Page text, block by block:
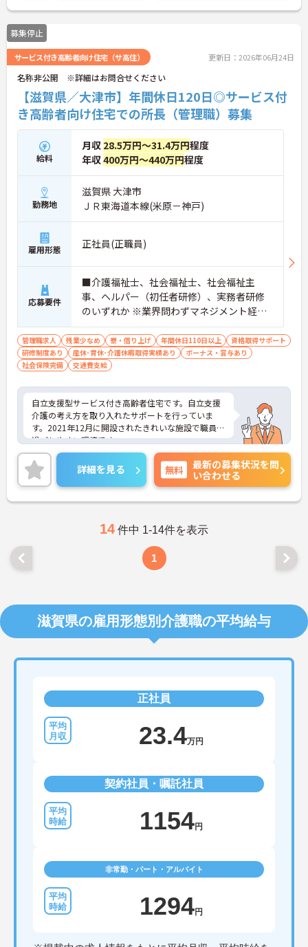
募集停止
サービス付き高齢者向け住宅（サ高住） 更新日：2026年06月24日
名称非公開 ※詳細はお問合せください
【滋賀県／大津市】年間休日120日◎サービス付
き高齢者向け住宅での所長（管理職）募集
給料
月収 28.5万円～31.4万円程度
年収400万円～440万円程度
勤務地
滋賀県 大津市
ＪＲ東海道本線(米原－神戸)
雇用形態 正社員(正職員)
応募要件
■介護福祉士、社会福祉士、社会福祉主
事、ヘルパー（初任者研修）、実務者研修
のいずれか ※業界問わずマネジメント経験
のある方 ■普通自動車運転免許（ペーパー
不可）
管理職求人 残業少なめ 寮・借り上げ 年間休日110日以上
資格取得サポート
研修制度あり
産休･育休･介護休暇取得実績あり
ボーナス・賞与あり
社会保険完備
交通費支給
自立支援型サービス付き高齢者住宅です。自立支援
介護の考え方を取り入れたサポートを行っていま
す。2021年12月に開設されたきれいな施設で職員も
過ごしやすい環境です。
ご興味のある方には、面接対策ポイントなど、さら
に詳細をお話しいたしますのでお気軽にご相談くだ
さい！
詳細を見る 無料
最新の募集状況を問
い合わせる
14 件中 1-14件を表示
1
滋賀県の雇用形態別介護職の平均給与
正社員
23.4万円
契約社員・嘱託社員
1154円
非常勤・パート・アルバイト
1294円